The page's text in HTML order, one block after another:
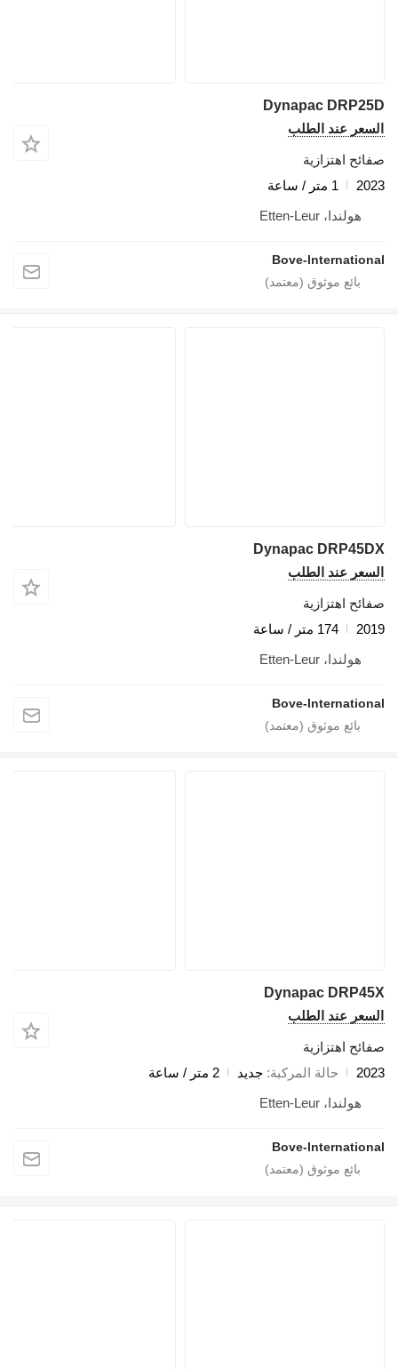
Dynapac DRP25D
السعر عند الطلب
صفائح اهتزازية
2023
1 متر / ساعة
هولندا، Etten-Leur
Bove-International
Dynapac DRP45DX
السعر عند الطلب
صفائح اهتزازية
2019
174 متر / ساعة
هولندا، Etten-Leur
Bove-International
Dynapac DRP45X
السعر عند الطلب
صفائح اهتزازية
2023
حالة المركبة جديد
2 متر / ساعة
هولندا، Etten-Leur
Bove-International